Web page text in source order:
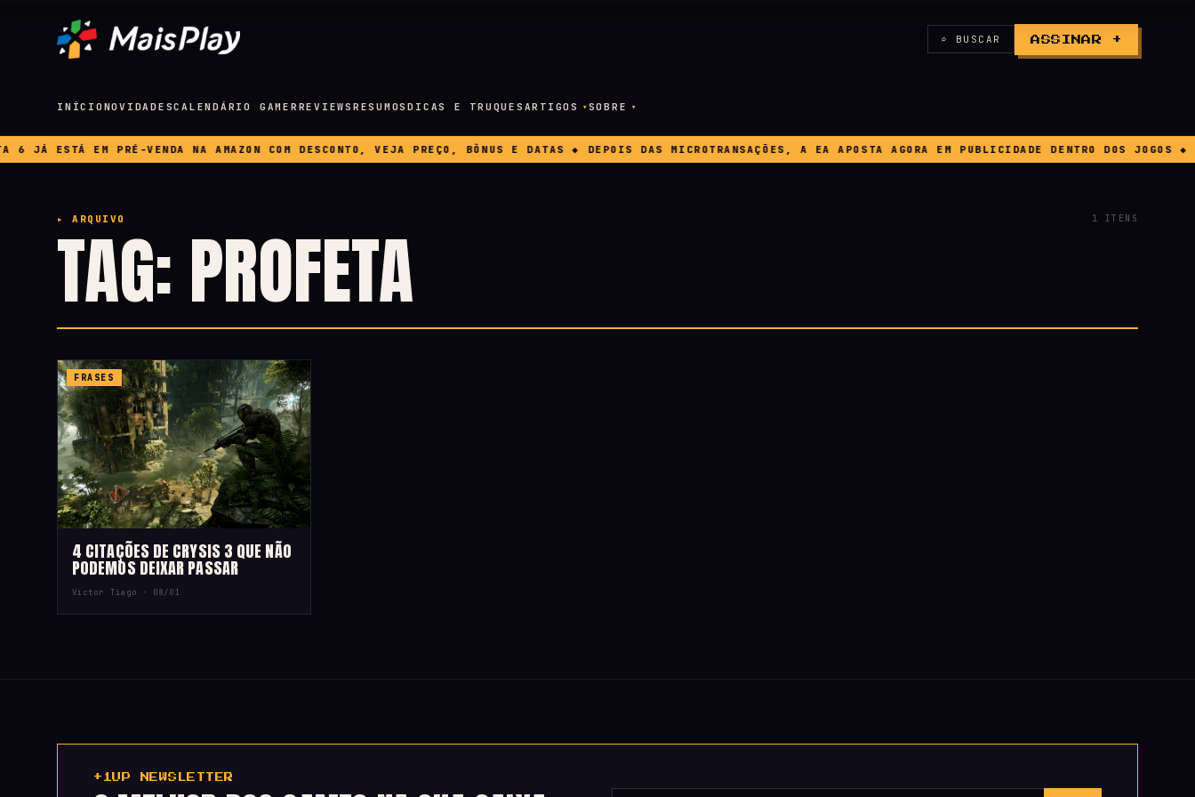
⌕ BUSCAR ASSINAR +
INÍCIO NOVIDADESCALENDÁRIO GAMER REVIEWS RESUMOSDICAS E TRUQUES ARTIGOS SOBRE
ESTÁ EM PRÉ-VENDA NA AMAZON COM DESCONTO, VEJA PREÇO, BÔNUS E DATAS ◆ DEPOIS DAS MICROTRANSAÇÕES, A EA APOSTA AGORA EM PUBLICIDADE DENTRO DOS
▸ ARQUIVO
TAG: PROFETA 1 ITENS
FRASES
4 CITAÇÕES DE CRYSIS 3 QUE NÃO
PODEMOS DEIXAR PASSAR
Victor Tiago · 08/01
+1UP NEWSLETTER